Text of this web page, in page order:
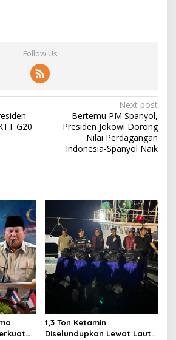
Follow Us
G20
Next post
Bertemu PM Spanyol,
Presiden Jokowi Dorong
Nilai Perdagangan
Indonesia-Spanyol Naik
1,3 Ton Ketamin
Diselundupkan Lewat Laut